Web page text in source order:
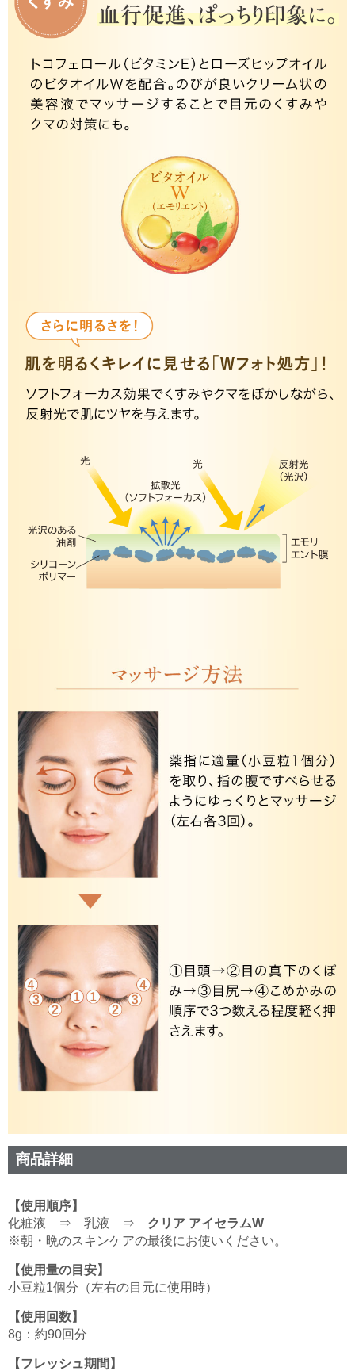
商品詳細
【使用順序】
化粧液 ⇒ 乳液 ⇒ クリア アイセラムW
※朝・晩のスキンケアの最後にお使いください。
【使用量の目安】
小豆粒1個分（左右の目元に使用時）
【使用回数】
8g：約90回分
【フレッシュ期間】